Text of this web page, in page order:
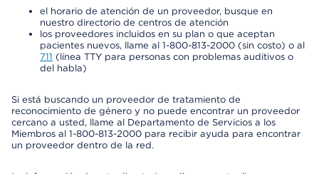
el horario de atención de un proveedor, busque en
nuestro directorio de centros de atención
los proveedores incluidos en su plan o que aceptan
pacientes nuevos, llame al 1-800-813-2000 (sin costo) o al
711 (línea TTY para personas con problemas auditivos o
del habla)
Si está buscando un proveedor de tratamiento de
reconocimiento de género y no puede encontrar un proveedor
cercano a usted, llame al Departamento de Servicios a los
Miembros al 1-800-813-2000 para recibir ayuda para encontrar
un proveedor dentro de la red.